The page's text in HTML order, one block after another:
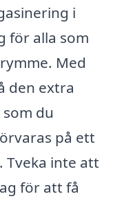
i
för alla som
Med
den extra
du
på ett
Tveka inte att
för att få